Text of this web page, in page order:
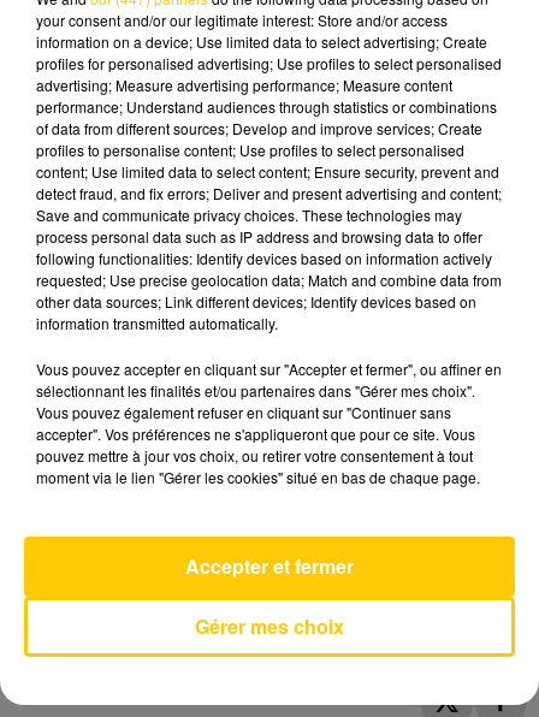
Lecture (5 min 6 sec)
29 mai 2025 - 5 min 6 sec
L'INFO DU TARN DU 29/05/25 À 08H29
L'info du Tarn
AVEYRON NORD
your consent and/or our legitimate interest: Store and/or access
information on a device; Use limited data to select advertising; Create
profiles for personalised advertising; Use profiles to select personalised
advertising; Measure advertising performance; Measure content
performance; Understand audiences through statistics or combinations
of data from different sources; Develop and improve services; Create
profiles to personalise content; Use profiles to select personalised
content; Use limited data to select content; Ensure security, prevent and
detect fraud, and fix errors; Deliver and present advertising and content;
Save and communicate privacy choices. These technologies may
process personal data such as IP address and browsing data to offer
following functionalities: Identify devices based on information actively
requested; Use precise geolocation data; Match and combine data from
other data sources; Link different devices; Identify devices based on
information transmitted automatically.
Vous pouvez accepter en cliquant sur "Accepter et fermer", ou affiner en
sélectionnant les finalités et/ou partenaires dans "Gérer mes choix".
Vous pouvez également refuser en cliquant sur "Continuer sans
accepter". Vos préférences ne s'appliqueront que pour ce site. Vous
pouvez mettre à jour vos choix, ou retirer votre consentement à tout
moment via le lien "Gérer les cookies" situé en bas de chaque page.
Gérer mes choix
Accepter et fermer